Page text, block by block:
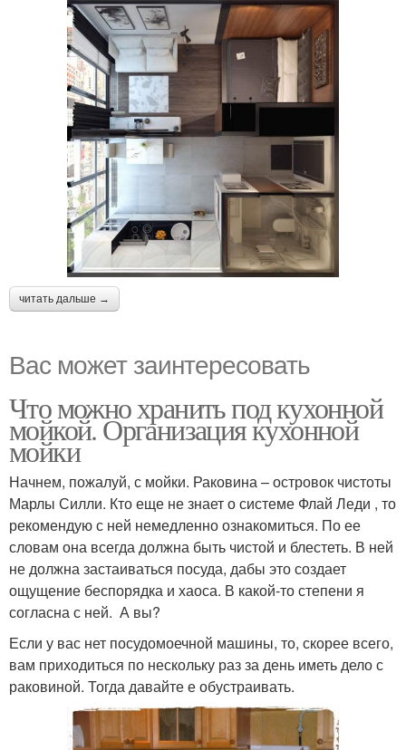
читать дальше →
Вас может заинтересовать
Что можно хранить под кухонной
мойкой. Организация кухонной
мойки
Начнем, пожалуй, с мойки. Раковина – островок чистоты
Марлы Силли. Кто еще не знает о системе Флай Леди , то
рекомендую с ней немедленно ознакомиться. По ее
словам она всегда должна быть чистой и блестеть. В ней
не должна застаиваться посуда, дабы это создает
ощущение беспорядка и хаоса. В какой-то степени я
согласна с ней. А вы?
Если у вас нет посудомоечной машины, то, скорее всего,
вам приходиться по нескольку раз за день иметь дело с
раковиной. Тогда давайте е обустраивать.